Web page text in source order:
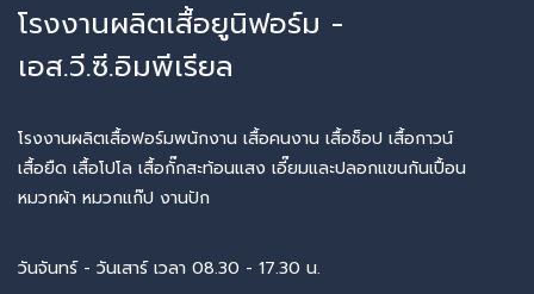
โรงงานผลิตเสื้อยูนิฟอร์ม -
เอส.วี.ซี.อิมพีเรียล
โรงงานผลิตเสื้อฟอร์มพนักงาน เสื้อคนงาน เสื้อช็อป เสื้อกาวน์
เสื้อยืด เสื้อโปโล เสื้อกั๊กสะท้อนแสง เอี๊ยมและปลอกแขนกันเปื้อน
หมวกผ้า หมวกแก๊ป งานปัก
วันจันทร์ - วันเสาร์ เวลา 08.30 - 17.30 น.